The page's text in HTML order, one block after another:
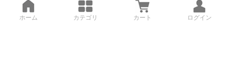
ホーム カテゴリ カート ログイン